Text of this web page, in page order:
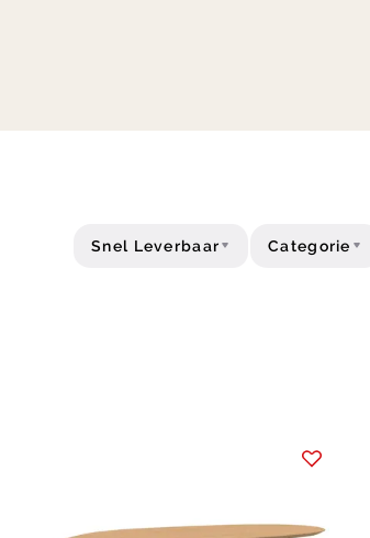
Snel Leverbaar Categorie